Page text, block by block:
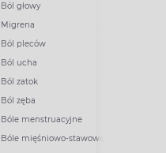
Ból głowy
Migrena
Ból pleców
Ból ucha
Ból zatok
Ból zęba
Bóle menstruacyjne
Bóle mięśniowo-stawowe